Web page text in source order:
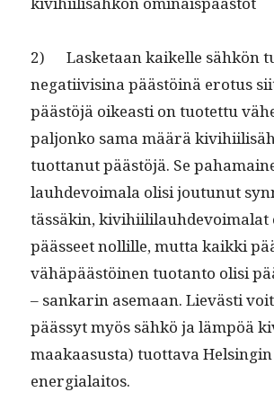
2) Las­ke­taan kaikelle sähkön
negati­ivisi­na päästöinä ero­tus
päästöjä oikeasti on tuotet­tu
paljonko sama määrä
tuot­tanut päästöjä. Se
lauhde­voimala olisi joutunut
tässäkin, kivi­hi­ililauhde­voimalat
päässeet nollille, mut­ta kaik­ki
vähäpäästöi­nen tuotan­to olisi
– sankarin ase­maan. Lievästi
päässyt myös sähkö ja läm­pöä
maakaa­sus­ta) tuot­ta­va Helsin­gin
energialaitos.